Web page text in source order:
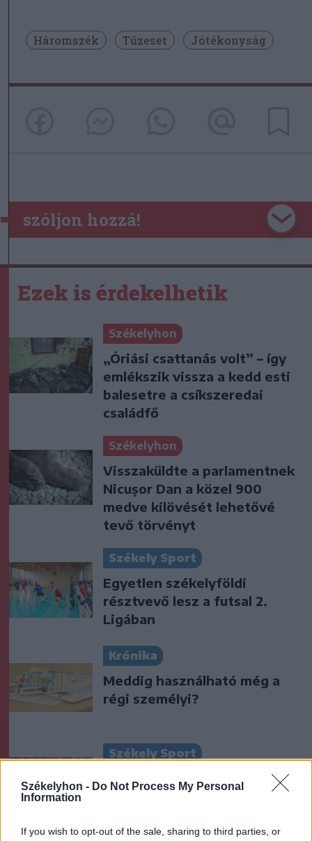
Székelyhon - Do Not Process My Personal
Information
If you wish to opt-out of the sale, sharing to third parties, or
Háromszék Tűzeset Jótékonyság
szóljon hozzá!
Ezek is érdekelhetik
Székelyhon
„Óriási csattanás volt” – így
emlékszik vissza a kedd esti
balesetre a csíkszeredai
családfő
Székelyhon
Visszaküldte a parlamentnek
Nicușor Dan a közel 900
medve kilövését lehetővé
tevő törvényt
Székely Sport
Egyetlen székelyföldi
résztvevő lesz a futsal 2.
Ligában
Krónika
Meddig használható még a
régi személyi?
Székely Sport
Látványos meccs nyitotta a
Szuperliga negyedik